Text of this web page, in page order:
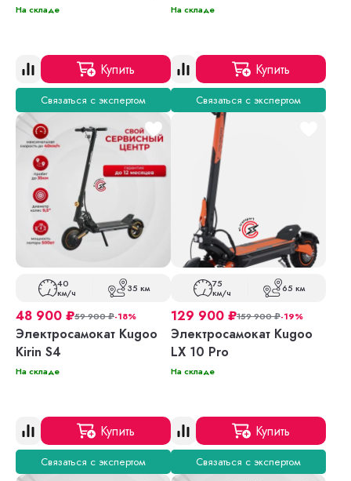
На складе
Купить
Связаться с экспертом
На складе
Купить
Связаться с экспертом
40
км/ч 35 км
48 900 ₽59 900₽-18%
Электросамокат Kugoo
Kirin S4
На складе
Купить
Связаться с экспертом
75
км/ч 65 км
129 900 ₽159 900₽-19%
Электросамокат Kugoo
LX 10 Pro
На складе
Купить
Связаться с экспертом